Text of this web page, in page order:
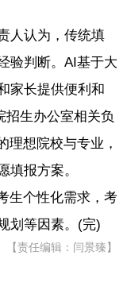
人认为，传统填
验判断。AI基于大
家长提供便利和
招生办公室相关负
理想院校与专业，
填报方案。
生个性化需求，考
划等因素。(完)
【责任编辑：闫景臻】